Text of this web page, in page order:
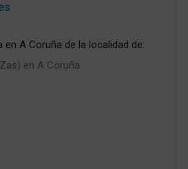
en A Coruña de la localidad de:
en A Coruña